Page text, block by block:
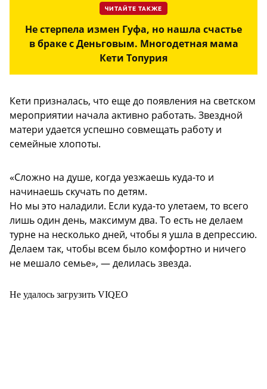
ЧИТАЙТЕ ТАКЖЕ
Не стерпела измен Гуфа, но нашла счастье
в браке с Деньговым. Многодетная мама
Кети Топурия
Кети призналась, что еще до появления на светском
мероприятии начала активно работать. Звездной
матери удается успешно совмещать работу и
семейные хлопоты.
«Сложно на душе, когда уезжаешь куда-то и
начинаешь скучать по детям.
Но мы это наладили. Если куда-то улетаем, то всего
лишь один день, максимум два. То есть не делаем
турне на несколько дней, чтобы я ушла в депрессию.
Делаем так, чтобы всем было комфортно и ничего
не мешало семье», — делилась звезда.
Не удалось загрузить VIQEO